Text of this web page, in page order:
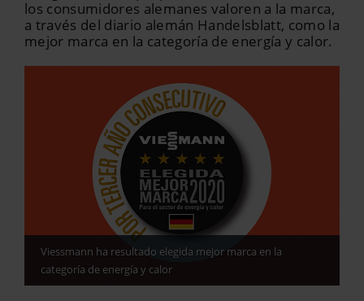
los consumidores alemanes valoren a la marca,
a través del diario alemán Handelsblatt, como la
mejor marca en la categoría de energía y calor.
Viessmann ha resultado elegida mejor marca en la
categoría de energía y calor